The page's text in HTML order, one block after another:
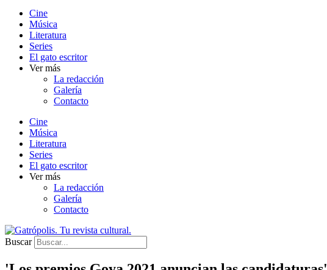
Cine
Música
Literatura
Series
El gato escritor
Ver más
La redacción
Galería
Contacto
Cine
Música
Literatura
Series
El gato escritor
Ver más
La redacción
Galería
Contacto
Buscar